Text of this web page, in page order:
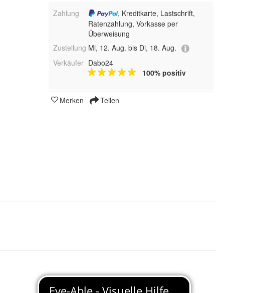
Zahlung
, Kreditkarte, Lastschrift,
Ratenzahlung, Vorkasse per
Überweisung
Zustellung Mi, 12. Aug. bis Di, 18. Aug.
Verkäufer Dabo24
100% positiv
Merken Teilen